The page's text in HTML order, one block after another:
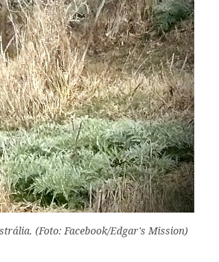
(Foto: Facebook/Edgar's Mission)